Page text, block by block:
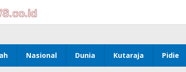
Nasional Dunia Kutaraja Pidie